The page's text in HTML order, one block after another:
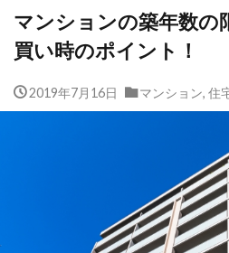
マンションの築年数の
買い時のポイント！
2019年7月16日 マンション, 住